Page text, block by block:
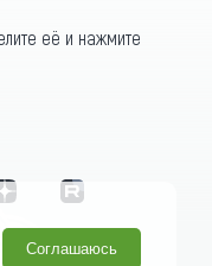
её и нажмите
Соглашаюсь